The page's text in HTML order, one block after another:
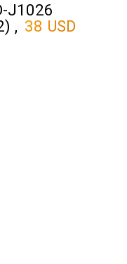
J1026
, 38 USD